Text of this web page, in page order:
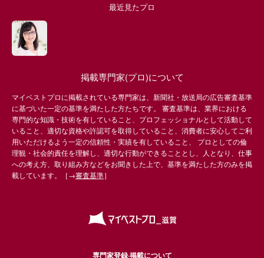
最近見たプロ
掲載専門家(プロ)について
マイベストプロに掲載されている専門家は、新聞社・放送局の広告審査基準
に基づいた一定の基準を満たした方たちです。 審査基準は、業界における
専門的な知識・技術を有していること、プロフェッショナルとして活動して
いること、適切な資格や許認可を取得していること、消費者に安心してご利
用いただけるよう一定の信頼性・実績を有していること、 プロとしての倫
理観・社会的責任を理解し、適切な行動ができることとし、人となり、仕事
への考え方、取り組み方などをお聞きした上で、基準を満たした方のみを掲
載しています。［→審査基準］
専門家登録·掲載について